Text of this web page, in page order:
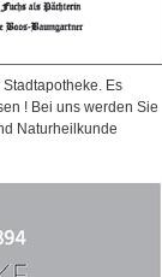
Es
! Bei uns werden Sie
Naturheilkunde